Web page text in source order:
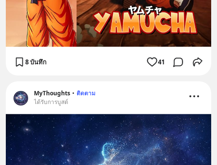
8 บันทึก 41
MyThoughts • ติดตาม
ได้รับการบูสต์